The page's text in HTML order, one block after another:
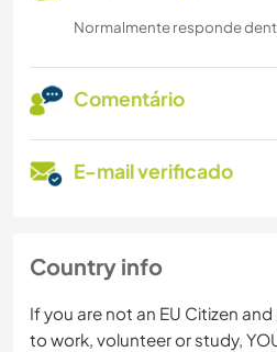
Normalmente responde
Comentário
E-mail verificado
Country info
If you are not an EU Citizen
to work, volunteer or study,